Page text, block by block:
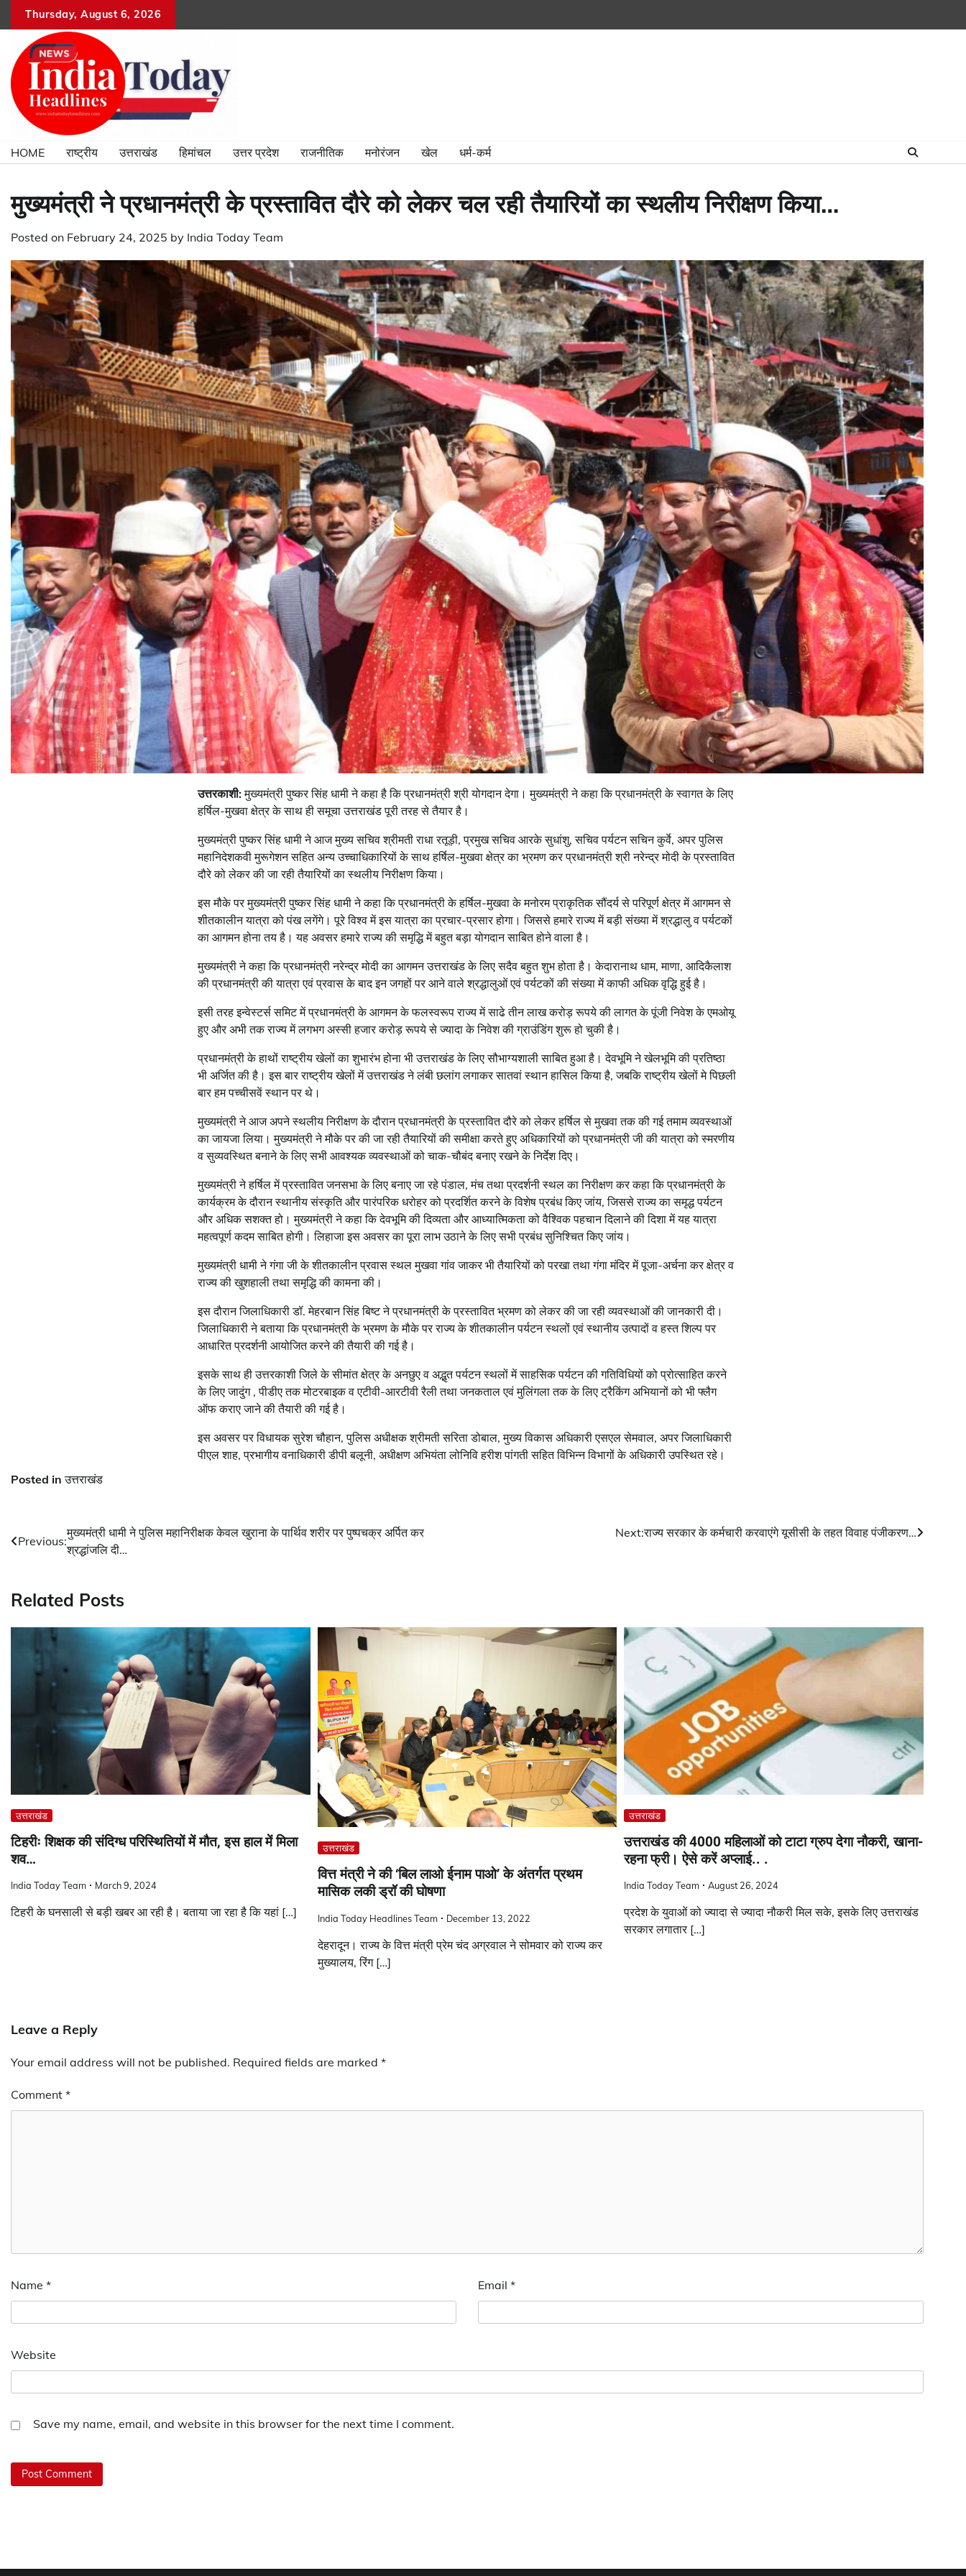
content
Thursday, August 6, 2026
HOME राष्ट्रीय उत्तराखंड हिमांचल उत्तर प्रदेश राजनीतिक मनोरंजन खेल धर्म-कर्म
मुख्यमंत्री ने प्रधानमंत्री के प्रस्तावित दौरे को लेकर चल रही तैयारियों का स्थलीय निरीक्षण किया…
Posted on February 24, 2025 by India Today Team
उत्तरकाशी:मुख्यमंत्री पुष्कर सिंह धामी ने कहा है कि प्रधानमंत्री श्री योगदान देगा। मुख्यमंत्री ने कहा कि प्रधानमंत्री के स्वागत के लिए
हर्षिल-मुखवा क्षेत्र के साथ ही समूचा उत्तराखंड पूरी तरह से तैयार है।
मुख्यमंत्री पुष्कर सिंह धामी ने आज मुख्य सचिव श्रीमती राधा रतूड़ी, प्रमुख सचिव आरके सुधांशु, सचिव पर्यटन सचिन कुर्वे, अपर पुलिस
महानिदेशकवी मुरूगेशन सहित अन्य उच्चाधिकारियों के साथ हर्षिल-मुखवा क्षेत्र का भ्रमण कर प्रधानमंत्री श्री नरेन्द्र मोदी के प्रस्तावित
दौरे को लेकर की जा रही तैयारियों का स्थलीय निरीक्षण किया।
इस मौके पर मुख्यमंत्री पुष्कर सिंह धामी ने कहा कि प्रधानमंत्री के हर्षिल-मुखवा के मनोरम प्राकृतिक सौंदर्य से परिपूर्ण क्षेत्र में आगमन से
शीतकालीन यात्रा को पंख लगेंगे। पूरे विश्व में इस यात्रा का प्रचार-प्रसार होगा। जिससे हमारे राज्य में बड़ी संख्या में श्रद्धालु व पर्यटकों
का आगमन होना तय है। यह अवसर हमारे राज्य की समृद्धि में बहुत बड़ा योगदान साबित होने वाला है।
मुख्यमंत्री ने कहा कि प्रधानमंत्री नरेन्द्र मोदी का आगमन उत्तराखंड के लिए सदैव बहुत शुभ होता है। केदारानाथ धाम, माणा, आदिकैलाश
की प्रधानमंत्री की यात्रा एवं प्रवास के बाद इन जगहों पर आने वाले श्रद्धालुओं एवं पर्यटकों की संख्या में काफी अधिक वृद्धि हुई है।
इसी तरह इन्वेस्टर्स समिट में प्रधानमंत्री के आगमन के फलस्वरूप राज्य में साढे तीन लाख करोड़ रूपये की लागत के पूंजी निवेश के एमओयू
हुए और अभी तक राज्य में लगभग अस्सी हजार करोड़ रूपये से ज्यादा के निवेश की ग्राउंडिंग शुरू हो चुकी है।
प्रधानमंत्री के हाथों राष्ट्रीय खेलों का शुभारंभ होना भी उत्तराखंड के लिए सौभाग्यशाली साबित हुआ है। देवभूमि ने खेलभूमि की प्रतिष्ठा
भी अर्जित की है। इस बार राष्ट्रीय खेलों में उत्तराखंड ने लंबी छलांग लगाकर सातवां स्थान हासिल किया है, जबकि राष्ट्रीय खेलों मे पिछली
बार हम पच्चीसवें स्थान पर थे।
मुख्यमंत्री ने आज अपने स्थलीय निरीक्षण के दौरान प्रधानमंत्री के प्रस्तावित दौरे को लेकर हर्षिल से मुखवा तक की गई तमाम व्यवस्थाओं
का जायजा लिया। मुख्यमंत्री ने मौके पर की जा रही तैयारियों की समीक्षा करते हुए अधिकारियों को प्रधानमंत्री जी की यात्रा को स्मरणीय
व सुव्यवस्थित बनाने के लिए सभी आवश्यक व्यवस्थाओं को चाक-चौबंद बनाए रखने के निर्देश दिए।
मुख्यमंत्री ने हर्षिल में प्रस्तावित जनसभा के लिए बनाए जा रहे पंडाल, मंच तथा प्रदर्शनी स्थल का निरीक्षण कर कहा कि प्रधानमंत्री के
कार्यक्रम के दौरान स्थानीय संस्कृति और पारंपरिक धरोहर को प्रदर्शित करने के विशेष प्रबंध किए जांय, जिससे राज्य का समृद्ध पर्यटन
और अधिक सशक्त हो। मुख्यमंत्री ने कहा कि देवभूमि की दिव्यता और आध्यात्मिकता को वैश्विक पहचान दिलाने की दिशा में यह यात्रा
महत्वपूर्ण कदम साबित होगी। लिहाजा इस अवसर का पूरा लाभ उठाने के लिए सभी प्रबंध सुनिश्चित किए जांय।
मुख्यमंत्री धामी ने गंगा जी के शीतकालीन प्रवास स्थल मुखवा गांव जाकर भी तैयारियों को परखा तथा गंगा मंदिर में पूजा-अर्चना कर क्षेत्र व
राज्य की खुशहाली तथा समृद्धि की कामना की।
इस दौरान जिलाधिकारी डॉ. मेहरबान सिंह बिष्ट ने प्रधानमंत्री के प्रस्तावित भ्रमण को लेकर की जा रही व्यवस्थाओं की जानकारी दी।
जिलाधिकारी ने बताया कि प्रधानमंत्री के भ्रमण के मौके पर राज्य के शीतकालीन पर्यटन स्थलों एवं स्थानीय उत्पादों व हस्त शिल्प पर
आधारित प्रदर्शनी आयोजित करने की तैयारी की गई है।
इसके साथ ही उत्तरकाशी जिले के सीमांत क्षेत्र के अनछुए व अद्भृत पर्यटन स्थलों में साहसिक पर्यटन की गतिविधियों को प्रोत्साहित करने
के लिए जादुंग , पीडीए तक मोटरबाइक व एटीवी-आरटीवी रैली तथा जनकताल एवं मुलिंगला तक के लिए ट्रैकिंग अभियानों को भी फ्लैग
ऑफ कराए जाने की तैयारी की गई है।
इस अवसर पर विधायक सुरेश चौहान, पुलिस अधीक्षक श्रीमती सरिता डोबाल, मुख्य विकास अधिकारी एसएल सेमवाल, अपर जिलाधिकारी
पीएल शाह, प्रभागीय वनाधिकारी डीपी बलूनी, अधीक्षण अभियंता लोनिवि हरीश पांगती सहित विभिन्न विभागों के अधिकारी उपस्थित रहे।
Posted inउत्तराखंड
Post
navigation
Previous:
मुख्यमंत्री धामी ने पुलिस महानिरीक्षक केवल खुराना के पार्थिव शरीर पर पुष्पचक्र अर्पित कर
श्रद्धांजलि दी…
Next:राज्य सरकार के कर्मचारी करवाएंगे यूसीसी के तहत विवाह पंजीकरण…
Related Posts
उत्तराखंड
टिहरीः शिक्षक की संदिग्ध परिस्थितियों में मौत, इस हाल में मिला
शव…
India Today Team March 9, 2024
टिहरी के घनसाली से बड़ी खबर आ रही है। बताया जा रहा है कि यहां […]
उत्तराखंड
वित्त मंत्री ने की ‘बिल लाओ ईनाम पाओ’ के अंतर्गत प्रथम
मासिक लकी ड्रॉ की घोषणा
India Today Headlines Team December 13, 2022
देहरादून। राज्य के वित्त मंत्री प्रेम चंद अग्रवाल ने सोमवार को राज्य कर
मुख्यालय, रिंग […]
उत्तराखंड
उत्तराखंड की 4000 महिलाओं को टाटा ग्रुप देगा नौकरी, खाना-
रहना फ्री। ऐसे करें अप्लाई.. .
India Today Team August 26, 2024
प्रदेश के युवाओं को ज्यादा से ज्यादा नौकरी मिल सके, इसके लिए उत्तराखंड
सरकार लगातार […]
Leave a Reply
Your email address will not be published. Required fields are marked *
Comment *
Name * Email *
Website
Save my name, email, and website in this browser for the next time I comment.